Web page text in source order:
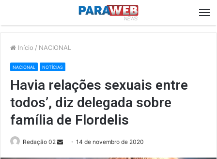
Início / NACIONAL
NACIONAL NOTÍCIAS
Havia relações sexuais entre
todos’, diz delegada sobre
família de Flordelis
Redação 02
Send14 de novembro de 2020